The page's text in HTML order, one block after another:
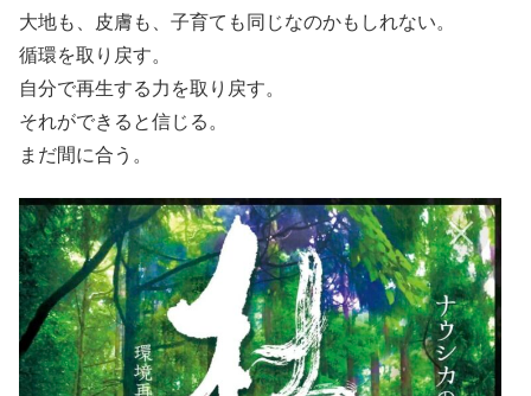
大地も、皮膚も、子育ても同じなのかもしれない。
循環を取り戻す。
自分で再生する力を取り戻す。
それができると信じる。
まだ間に合う。